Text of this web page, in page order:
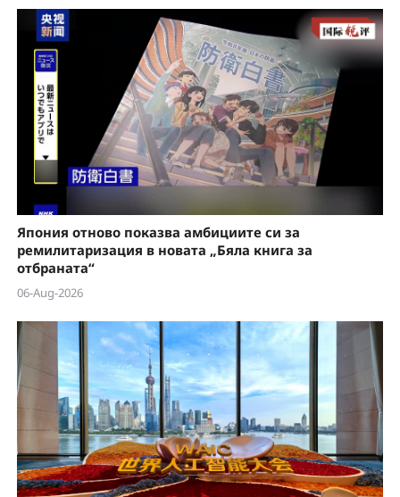
Япония отново показва амбициите си за
ремилитаризация в новата „Бяла книга за
отбраната“
06-Aug-2026